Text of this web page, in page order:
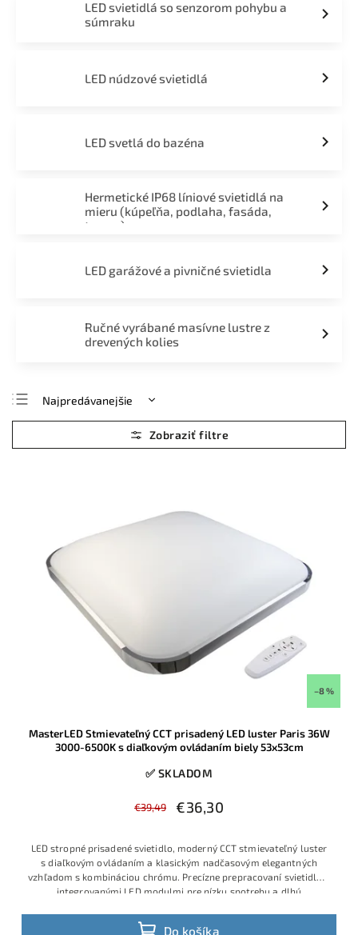
LED svietidlá so senzorom pohybu a
súmraku
LED núdzové svietidlá
LED svetlá do bazéna
Hermetické IP68 líniové svietidlá na
mieru (kúpeľňa, podlaha, fasáda,
terasa)
LED garážové a pivničné svietidla
Ručné vyrábané masívne lustre z
drevených kolies
Najpredávanejšie
Najlacnejšie
Najdrahšie
–8 %
MasterLED Stmievateľný CCT prisadený LED luster Paris 36W
3000-6500K s diaľkovým ovládaním biely 53x53cm
✅ SKLADOM
€39,49 €36,30
Do košíka
LED stropné prisadené svietidlo, moderný CCT stmievateľný luster
s diaľkovým ovládaním a klasickým nadčasovým elegantných
vzhľadom s kombináciou chrómu. Precízne prepracovaní svietidlo s
integrovanými LED modulmi pre nízku spotrebu a dlhú